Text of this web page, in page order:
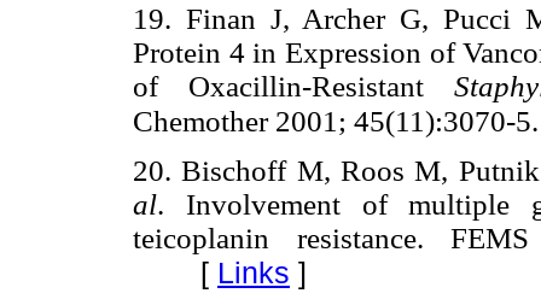
19. Finan J, Archer G, Pucci
Protein 4 in Expression of
of Oxacillin-Resistant
Chemother 2001; 45(11):3070-
20. Bischoff M, Roos M,
al. Involvement of
teicoplanin resistance.
[ Links ]